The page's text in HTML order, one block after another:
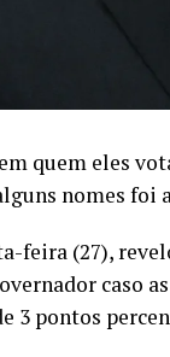
quem eles
nomes foi
feira (27),
caso
3 pontos